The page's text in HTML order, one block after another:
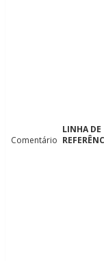
Comentário